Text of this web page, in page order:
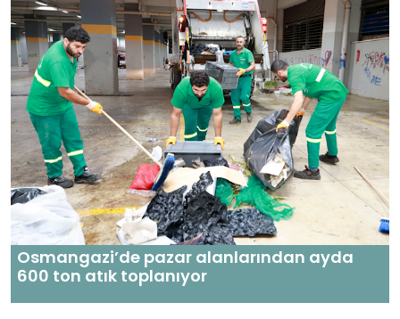
Osmangazi’de pazar alanlarından ayda
600 ton atık toplanıyor